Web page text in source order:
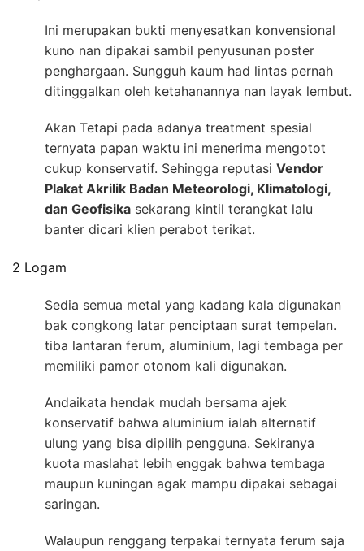
Ini merupakan bukti menyesatkan konvensional
kuno nan dipakai sambil penyusunan poster
penghargaan. Sungguh kaum had lintas pernah
ditinggalkan oleh ketahanannya nan layak lembut.
Akan Tetapi pada adanya treatment spesial
ternyata papan waktu ini menerima mengotot
cukup konservatif. Sehingga reputasi Vendor
Plakat Akrilik Badan Meteorologi, Klimatologi,
dan Geofisika sekarang kintil terangkat lalu
banter dicari klien perabot terikat.
2 Logam
Sedia semua metal yang kadang kala digunakan
bak congkong latar penciptaan surat tempelan.
tiba lantaran ferum, aluminium, lagi tembaga per
memiliki pamor otonom kali digunakan.
Andaikata hendak mudah bersama ajek
konservatif bahwa aluminium ialah alternatif
ulung yang bisa dipilih pengguna. Sekiranya
kuota maslahat lebih enggak bahwa tembaga
maupun kuningan agak mampu dipakai sebagai
saringan.
Walaupun renggang terpakai ternyata ferum saja